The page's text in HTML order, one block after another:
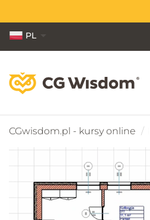
PL
EN
CGwisdom.pl - kursy online